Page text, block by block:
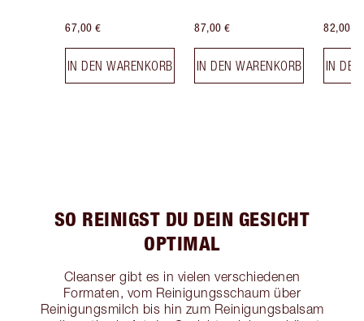
67,00 €
IN DEN WARENKORB
87,00 €
IN DEN WARENKORB
82,00 €
IN
SO REINIGST DU DEIN GESICHT
OPTIMAL
Cleanser gibt es in vielen verschiedenen
Formaten, vom Reinigungsschaum über
Reinigungsmilch bis hin zum Reinigungsbalsam